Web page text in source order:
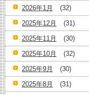
2026年1月
(32)
2025年12月
(31)
2025年11月
(30)
2025年10月
(32)
2025年9月
(30)
2025年8月
(31)